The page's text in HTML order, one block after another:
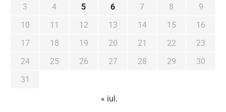
3
4 5 6 7 8
9
10
11 12 13 14 15
16
17
18 19 20 21 22
23
24
25 26 27 28 29
30
31
« iul.